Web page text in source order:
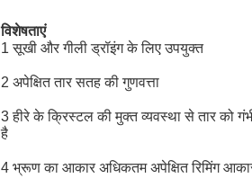
विशेषताएं
1 सूखी और गीली ड्रॉइंग के लिए उपयुक्त
2 अपेक्षित तार सतह की गुणवत्ता
3 हीरे के क्रिस्टल की मुक्त व्यवस्था से तार को
है
4 भ्रूण का आकार अधिकतम अपेक्षित रिमिंग